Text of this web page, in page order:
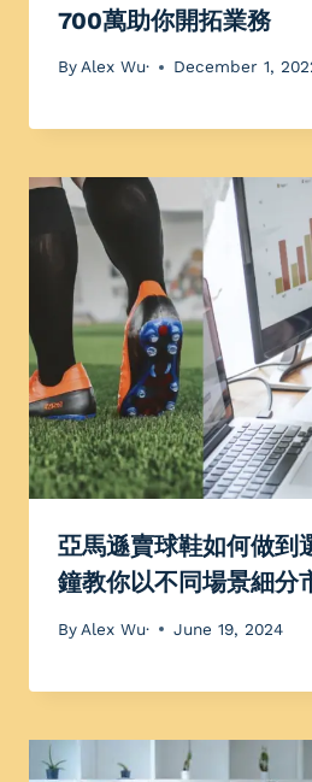
700萬助你開拓業務
ByAlex Wu· December 1,
亞馬遜賣球鞋如何做到
鐘教你以不同場景細分
By Alex Wu· June 19, 2024